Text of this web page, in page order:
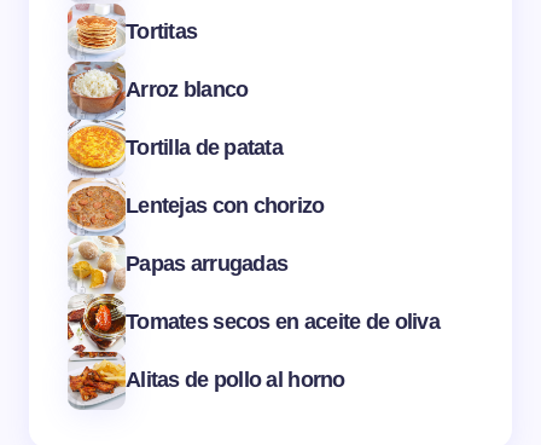
Tortitas
Arroz blanco
Tortilla de patata
Lentejas con chorizo
Papas arrugadas
Tomates secos en aceite de oliva
Alitas de pollo al horno